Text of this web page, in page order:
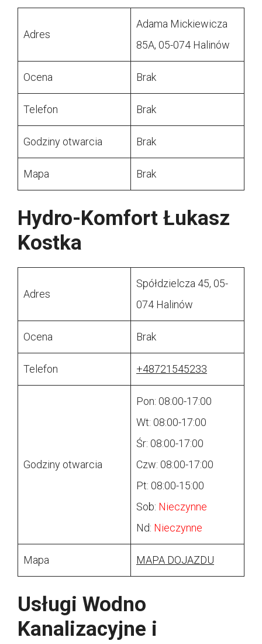
Adres
Adama Mickiewicza
85A, 05-074 Halinów
Ocena Brak
Telefon Brak
Godziny otwarcia Brak
Mapa Brak
Hydro-Komfort Łukasz
Kostka
Adres
Spółdzielcza 45, 05-
074 Halinów
Ocena Brak
Telefon +48721545233
Godziny otwarcia
Pon: 08:00-17:00
Wt: 08:00-17:00
Śr: 08:00-17:00
Czw: 08:00-17:00
Pt: 08:00-15:00
Sob: Nieczynne
Nd: Nieczynne
Mapa MAPA DOJAZDU
Usługi Wodno
Kanalizacyjne i